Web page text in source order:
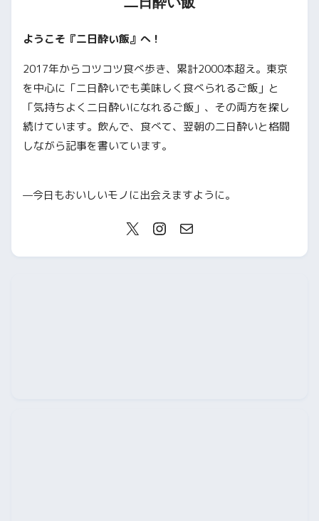
ようこそ『二日酔い飯』へ！
2017年からコツコツ食べ歩き、累計2000本超え。東京
を中心に「二日酔いでも美味しく食べられるご飯」と
「気持ちよく二日酔いになれるご飯」、その両方を探し
続けています。飲んで、食べて、翌朝の二日酔いと格闘
しながら記事を書いています。
—今日もおいしいモノに出会えますように。